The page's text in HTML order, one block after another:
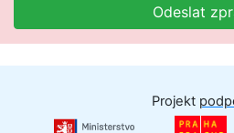
Odeslat
Projekt